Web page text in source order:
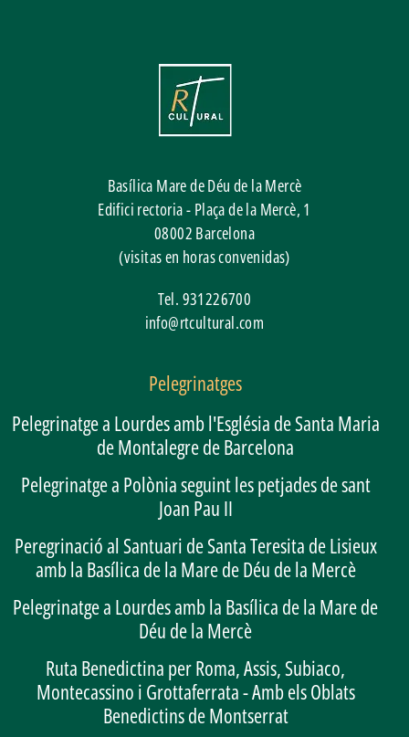
Basílica Mare de Déu de la Mercè
Edifici rectoria - Plaça de la Mercè, 1
08002 Barcelona
(visitas en horas convenidas)
Tel. 931226700
info@rtcultural.com
Pelegrinatges
Pelegrinatge a Lourdes amb l'Església de Santa Maria
de Montalegre de Barcelona
Pelegrinatge a Polònia seguint les petjades de sant
Joan Pau II
Peregrinació al Santuari de Santa Teresita de Lisieux
amb la Basílica de la Mare de Déu de la Mercè
Pelegrinatge a Lourdes amb la Basílica de la Mare de
Déu de la Mercè
Ruta Benedictina per Roma, Assis, Subiaco,
Montecassino i Grottaferrata - Amb els Oblats
Benedictins de Montserrat